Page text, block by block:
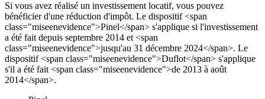
Si vous avez réalisé un investissement locatif, vous pouvez
bénéficier d'une réduction d'impôt. Le dispositif <span
class="miseenevidence">Pinel</span> s'applique si l'investissement
a été fait depuis septembre 2014 et <span
class="miseenevidence">jusqu'au 31 décembre 2024</span>. Le
dispositif <span class="miseenevidence">Duflot</span> s'applique
s'il a été fait <span class="miseenevidence">de 2013 à août
2014</span>.